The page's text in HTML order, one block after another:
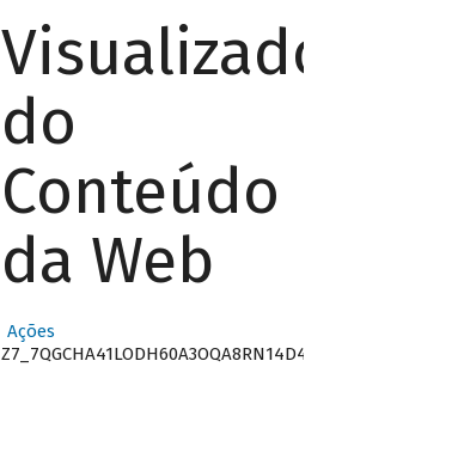
Visualizador
do
Conteúdo
da Web
Ações
Z7_7QGCHA41LODH60A3OQA8RN14D4